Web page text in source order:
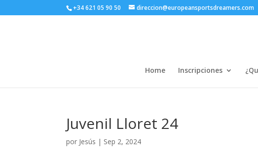
+34 621 05 90 50 direccion@europeansportsdreamers.com
Home Inscripciones
Juvenil Lloret 24
por Jesús | Sep 2, 2024